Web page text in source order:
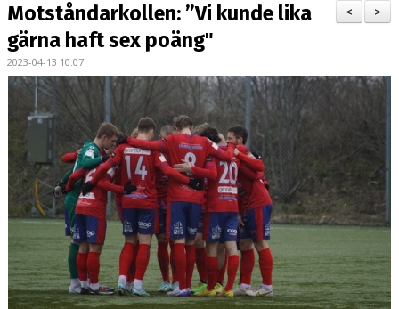
BILDGALLERI
KONTAKT
MATCHER
ETTAN SÖDRA
>
<
Motståndarkollen: ”Vi kunde lika
gärna haft sex poäng"
2023-04-13 10:07